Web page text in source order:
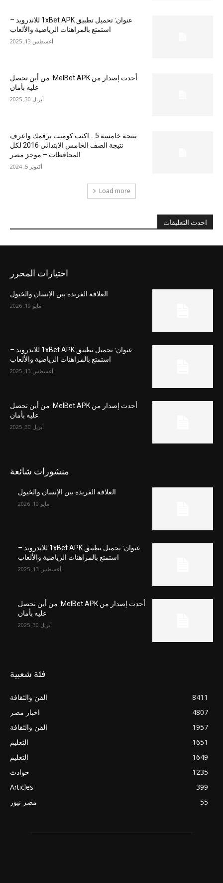
عنوان: تحميل تطبيق 1xBet APK للاندرويد –
استمتع بالمراهنات الرياضية والألعاب
أغسطس 13, 2025
أحدث إصدار من MelBet APK: من أين تحصل
عليه بأمان
أبريل 30, 2025
نتيجة خامسة 5 .. اكتب كومنت برقمك واعرف
نتيجة الصف الخامس الابتدائي 2016 لكل
المحافظات – موجز مصر
أكتوبر 5, 2024
Load more
احدث التعليقات
اختيارات المحرر
العلاقة الفريدة بين الإنسان والخيول
مايو 19, 2026
عنوان: تحميل تطبيق 1xBet APK للاندرويد –
استمتع بالمراهنات الرياضية والألعاب
أغسطس 13, 2025
أحدث إصدار من MelBet APK: من أين تحصل
عليه بأمان
أبريل 30, 2025
منشورات شائعة
العلاقة الفريدة بين الإنسان والخيول
مايو 19, 2026
عنوان: تحميل تطبيق 1xBet APK للاندرويد –
استمتع بالمراهنات الرياضية والألعاب
أغسطس 13, 2025
أحدث إصدار من MelBet APK: من أين تحصل
عليه بأمان
أبريل 30, 2025
فئة شعبية
الفن والثقافة
8411
اخبار مصر
4807
الفن والثقافة
1957
التعليم
1651
التعليم
1649
حوادث
1235
Articles
399
مصر نيوز
55